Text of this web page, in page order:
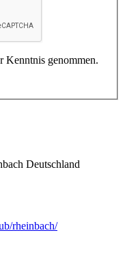
Kenntnis genommen.
Deutschland
rheinbach/